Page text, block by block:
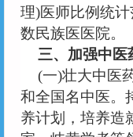
理)医师比例统
数民族医医院。
三、加强中医
(一)壮大中医
和全国名中医。
养计划，培养造